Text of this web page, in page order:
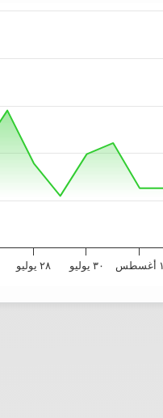
ranges from 2026-07-07
1 Y axis displaying values.
٢٨ يوليو ٣٠ يوليو ١ أغسطس